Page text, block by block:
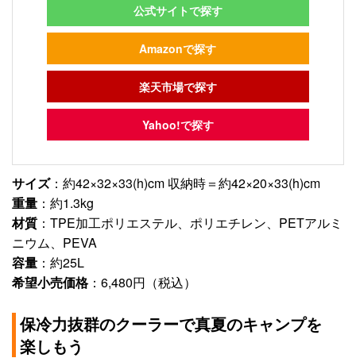
公式サイトで探す
Amazonで探す
楽天市場で探す
Yahoo!で探す
サイズ：約42×32×33(h)cm 収納時＝約42×20×33(h)cm
重量 ：約1.3kg
材質 ：TPE加工ポリエステル、ポリエチレン、PETアルミ
ニウム、PEVA
容量 ：約25L
希望小売価格：6,480円（税込）
保冷力抜群のクーラーで真夏のキャンプを
楽しもう